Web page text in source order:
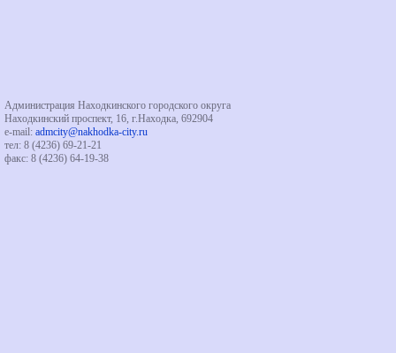
Администрация Находкинского городского округа
Находкинский проспект, 16, г.Находка, 692904
e-mail: admcity@nakhodka-city.ru
тел: 8 (4236) 69-21-21
факс: 8 (4236) 64-19-38